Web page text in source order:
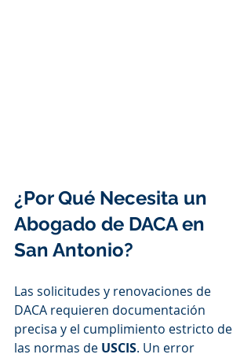
¿Por Qué Necesita un
Abogado de DACA en
San Antonio?
Las solicitudes y renovaciones de
DACA requieren documentación
precisa y el cumplimiento estricto de
las normas de USCIS. Un error